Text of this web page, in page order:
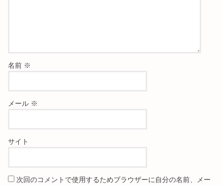
名前 ※
メール ※
サイト
次回のコメントで使用するためブラウザーに自分の名前、メー